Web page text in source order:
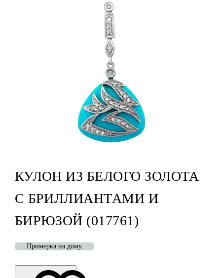
КУЛОН ИЗ БЕЛОГО ЗОЛОТА
С БРИЛЛИАНТАМИ И
БИРЮЗОЙ (017761)
Примерка на дому